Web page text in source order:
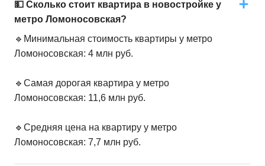
💵 Сколько стоит квартира в новостройке у
метро Ломоносовская?
🔹Минимальная стоимость квартиры у метро
Ломоносовская: 4 млн руб.
🔹Самая дорогая квартира у метро
Ломоносовская: 11,6 млн руб.
🔹Средняя цена на квартиру у метро
Ломоносовская: 7,7 млн руб.